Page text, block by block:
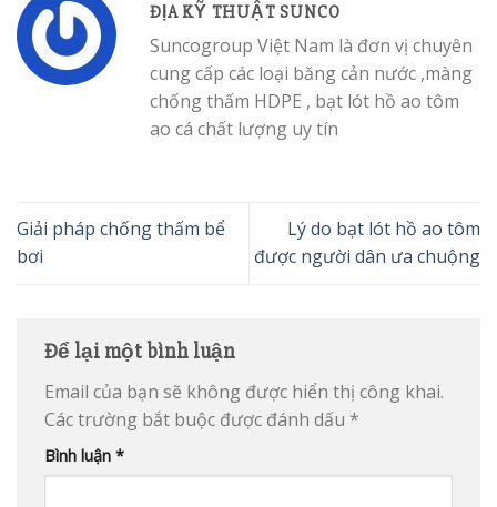
ĐỊA KỸ THUẬT SUNCO
Suncogroup Việt Nam là đơn vị chuyên
cung cấp các loại băng cản nước ,màng
chống thấm HDPE , bạt lót hồ ao tôm
ao cá chất lượng uy tín
Giải pháp chống thấm bể
bơi
Lý do bạt lót hồ ao tôm
được người dân ưa chuộng
Để lại một bình luận
Email của bạn sẽ không được hiển thị công khai.
Các trường bắt buộc được đánh dấu *
Bình luận *